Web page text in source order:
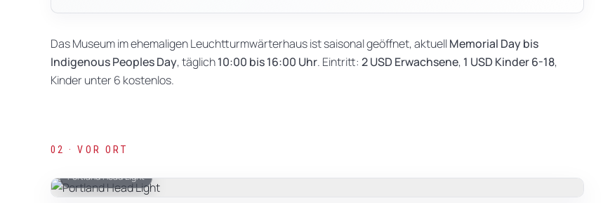
Das Museum im ehemaligen Leuchtturmwärterhaus ist saisonal geöffnet, aktuellMemorial Day bis
Indigenous Peoples Day, täglich10:00 bis 16:00 Uhr. Eintritt: 2 USD Erwachsene, 1 USD Kinder 6-18,
Kinder unter 6 kostenlos.
02 · VOR ORT
Portland Head Light